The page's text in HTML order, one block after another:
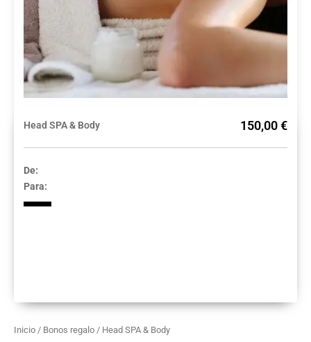
Head SPA & Body 150,00 €
De:
Para:
Inicio / Bonos regalo / Head SPA & Body